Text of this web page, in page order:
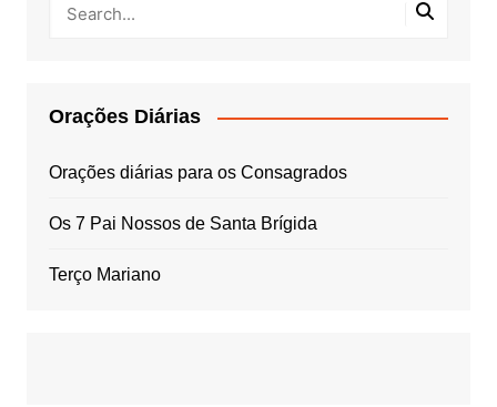
Orações Diárias
Orações diárias para os Consagrados
Os 7 Pai Nossos de Santa Brígida
Terço Mariano